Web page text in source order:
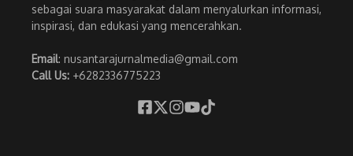
sebagai suara masyarakat dalam menyalurkan informasi,
inspirasi, dan edukasi yang mencerahkan.
Email: nusantarajurnalmedia@gmail.com
Call Us: +6282336775223